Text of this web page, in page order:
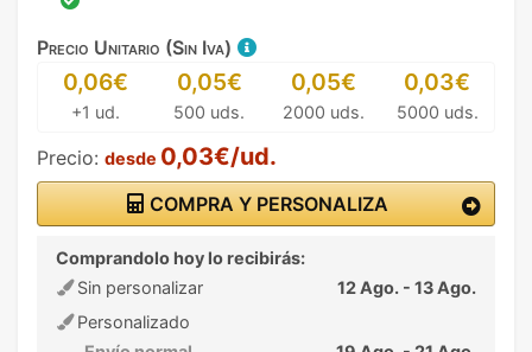
Precio Unitario (Sin Iva)
0,06€
+1 ud.
0,05€
500 uds.
0,05€
2000 uds.
0,03€
5000 uds.
Precio: desde 0,03€/ud.
COMPRA Y PERSONALIZA
Comprandolo hoy lo recibirás:
Sin personalizar
12 Ago. - 13 Ago.
Personalizado